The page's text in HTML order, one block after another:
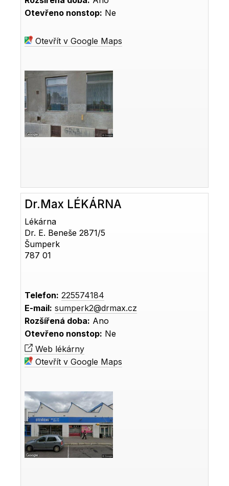
Otevřeno nonstop: Ne
Otevřít v Google Maps
Dr.Max LÉKÁRNA
Lékárna
Dr. E. Beneše 2871/5
Šumperk
787 01
Telefon: 225574184
E-mail: sumperk2@drmax.cz
Rozšířená doba: Ano
Otevřeno nonstop: Ne
Web lékárny
Otevřít v Google Maps